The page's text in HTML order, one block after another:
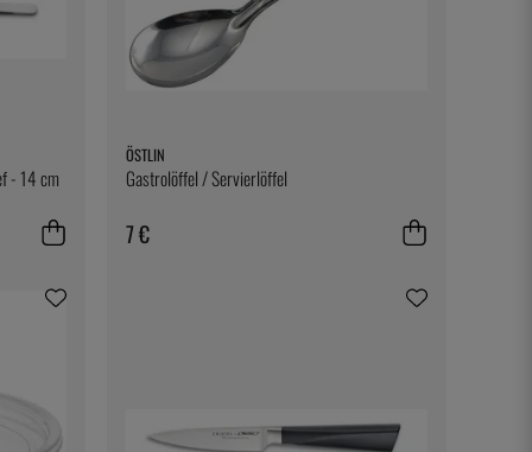
- 14 cm
ÖSTLIN
Gastrolöffel / Servierlöffel
7 €